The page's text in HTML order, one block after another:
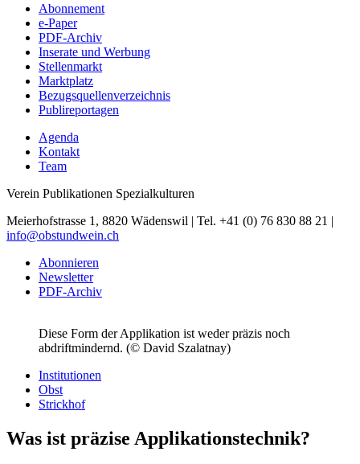
Abonnement
e-Paper
PDF-Archiv
Inserate und Werbung
Stellenmarkt
Marktplatz
Bezugsquellenverzeichnis
Publireportagen
Agenda
Kontakt
Team
Verein Publikationen Spezialkulturen
Meierhofstrasse 1, 8820 Wädenswil | Tel. +41 (0) 76 830 88 21 |
info@obstundwein.ch
Abonnieren
Newsletter
PDF-Archiv
Diese Form der Applikation ist weder präzis noch
abdriftmindernd. (© David Szalatnay)
Institutionen
Obst
Strickhof
Was ist präzise Applikationstechnik?